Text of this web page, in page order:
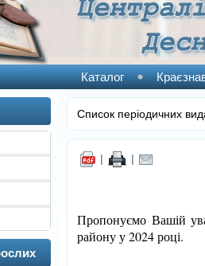
Каталог
Список періодичних
| |
Пропонуємо Вашій
району у 2024 році.